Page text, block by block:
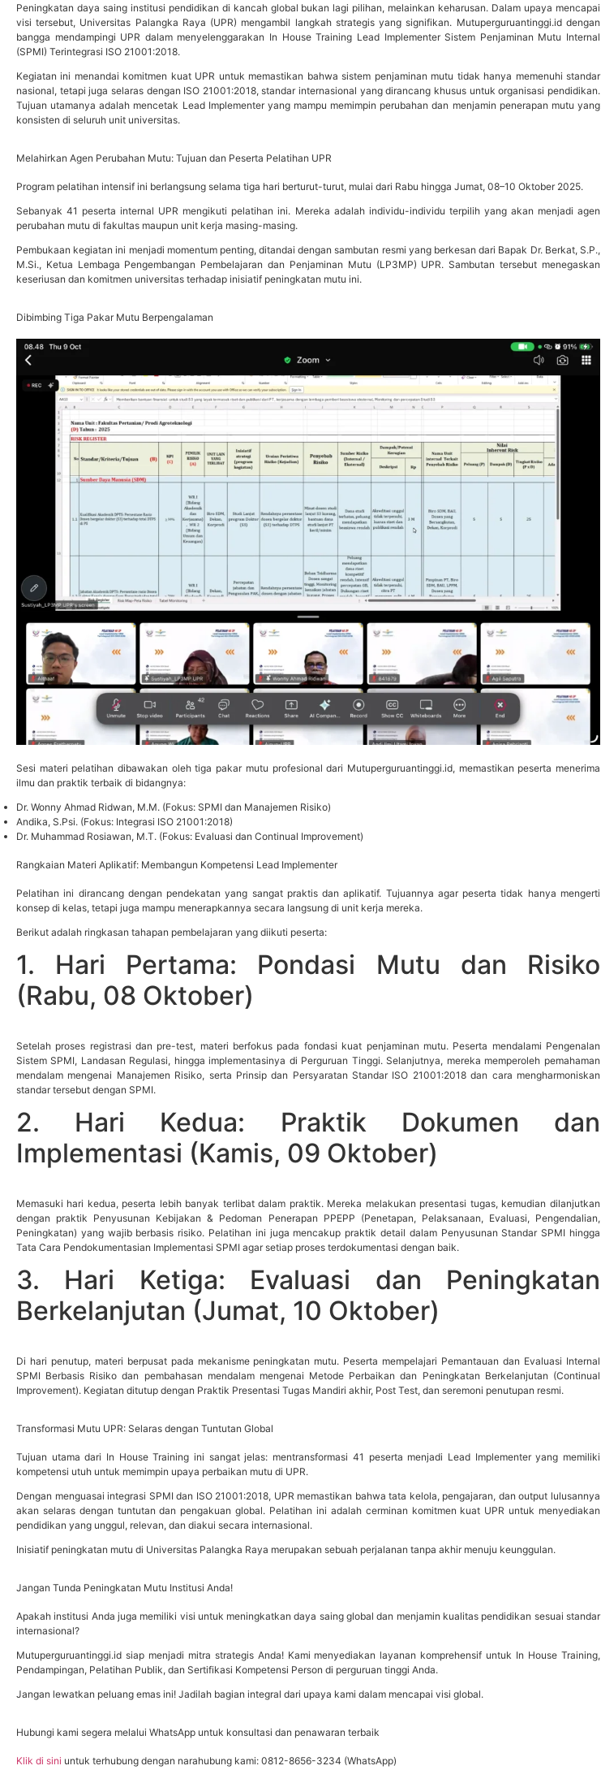
Peningkatan daya saing institusi pendidikan di kancah global bukan lagi pilihan, melainkan keharusan. Dalam upaya mencapai
visi tersebut, Universitas Palangka Raya (UPR) mengambil langkah strategis yang signifikan. Mutuperguruantinggi.id dengan
bangga mendampingi UPR dalam menyelenggarakan In House Training Lead Implementer Sistem Penjaminan Mutu Internal
(SPMI) Terintegrasi ISO 21001:2018.
Kegiatan ini menandai komitmen kuat UPR untuk memastikan bahwa sistem penjaminan mutu tidak hanya memenuhi standar
nasional, tetapi juga selaras dengan ISO 21001:2018, standar internasional yang dirancang khusus untuk organisasi pendidikan.
Tujuan utamanya adalah mencetak Lead Implementer yang mampu memimpin perubahan dan menjamin penerapan mutu yang
konsisten di seluruh unit universitas.
Melahirkan Agen Perubahan Mutu: Tujuan dan Peserta Pelatihan UPR
Program pelatihan intensif ini berlangsung selama tiga hari berturut-turut, mulai dari Rabu hingga Jumat, 08–10 Oktober 2025.
Sebanyak 41 peserta internal UPR mengikuti pelatihan ini. Mereka adalah individu-individu terpilih yang akan menjadi agen
perubahan mutu di fakultas maupun unit kerja masing-masing.
Pembukaan kegiatan ini menjadi momentum penting, ditandai dengan sambutan resmi yang berkesan dari Bapak Dr. Berkat, S.P.,
M.Si., Ketua Lembaga Pengembangan Pembelajaran dan Penjaminan Mutu (LP3MP) UPR. Sambutan tersebut menegaskan
keseriusan dan komitmen universitas terhadap inisiatif peningkatan mutu ini.
Dibimbing Tiga Pakar Mutu Berpengalaman
Sesi materi pelatihan dibawakan oleh tiga pakar mutu profesional dari Mutuperguruantinggi.id, memastikan peserta menerima
ilmu dan praktik terbaik di bidangnya:
Dr. Wonny Ahmad Ridwan, M.M. (Fokus: SPMI dan Manajemen Risiko)
Andika, S.Psi. (Fokus: Integrasi ISO 21001:2018)
Dr. Muhammad Rosiawan, M.T. (Fokus: Evaluasi dan Continual Improvement)
Rangkaian Materi Aplikatif: Membangun Kompetensi Lead Implementer
Pelatihan ini dirancang dengan pendekatan yang sangat praktis dan aplikatif. Tujuannya agar peserta tidak hanya mengerti
konsep di kelas, tetapi juga mampu menerapkannya secara langsung di unit kerja mereka.
Berikut adalah ringkasan tahapan pembelajaran yang diikuti peserta:
1. Hari Pertama: Pondasi Mutu dan Risiko
(Rabu, 08 Oktober)
Setelah proses registrasi dan pre-test, materi berfokus pada fondasi kuat penjaminan mutu. Peserta mendalami Pengenalan
Sistem SPMI, Landasan Regulasi, hingga implementasinya di Perguruan Tinggi. Selanjutnya, mereka memperoleh pemahaman
mendalam mengenai Manajemen Risiko, serta Prinsip dan Persyaratan Standar ISO 21001:2018 dan cara mengharmoniskan
standar tersebut dengan SPMI.
2. Hari Kedua: Praktik Dokumen dan
Implementasi (Kamis, 09 Oktober)
Memasuki hari kedua, peserta lebih banyak terlibat dalam praktik. Mereka melakukan presentasi tugas, kemudian dilanjutkan
dengan praktik Penyusunan Kebijakan & Pedoman Penerapan PPEPP (Penetapan, Pelaksanaan, Evaluasi, Pengendalian,
Peningkatan) yang wajib berbasis risiko. Pelatihan ini juga mencakup praktik detail dalam Penyusunan Standar SPMI hingga
Tata Cara Pendokumentasian Implementasi SPMI agar setiap proses terdokumentasi dengan baik.
3. Hari Ketiga: Evaluasi dan Peningkatan
Berkelanjutan (Jumat, 10 Oktober)
Di hari penutup, materi berpusat pada mekanisme peningkatan mutu. Peserta mempelajari Pemantauan dan Evaluasi Internal
SPMI Berbasis Risiko dan pembahasan mendalam mengenai Metode Perbaikan dan Peningkatan Berkelanjutan (Continual
Improvement). Kegiatan ditutup dengan Praktik Presentasi Tugas Mandiri akhir, Post Test, dan seremoni penutupan resmi.
Transformasi Mutu UPR: Selaras dengan Tuntutan Global
Tujuan utama dari In House Training ini sangat jelas: mentransformasi 41 peserta menjadi Lead Implementer yang memiliki
kompetensi utuh untuk memimpin upaya perbaikan mutu di UPR.
Dengan menguasai integrasi SPMI dan ISO 21001:2018, UPR memastikan bahwa tata kelola, pengajaran, dan output lulusannya
akan selaras dengan tuntutan dan pengakuan global. Pelatihan ini adalah cerminan komitmen kuat UPR untuk menyediakan
pendidikan yang unggul, relevan, dan diakui secara internasional.
Inisiatif peningkatan mutu di Universitas Palangka Raya merupakan sebuah perjalanan tanpa akhir menuju keunggulan.
Jangan Tunda Peningkatan Mutu Institusi Anda!
Apakah institusi Anda juga memiliki visi untuk meningkatkan daya saing global dan menjamin kualitas pendidikan sesuai standar
internasional?
Mutuperguruantinggi.id siap menjadi mitra strategis Anda! Kami menyediakan layanan komprehensif untuk In House Training,
Pendampingan, Pelatihan Publik, dan Sertifikasi Kompetensi Person di perguruan tinggi Anda.
Jangan lewatkan peluang emas ini! Jadilah bagian integral dari upaya kami dalam mencapai visi global.
Hubungi kami segera melalui WhatsApp untuk konsultasi dan penawaran terbaik
Klik di sini untuk terhubung dengan narahubung kami: 0812-8656-3234 (WhatsApp)